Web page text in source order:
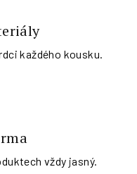
každého kousku.
vždy jasný.